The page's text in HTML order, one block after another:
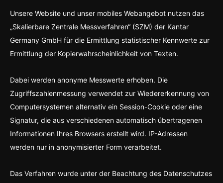
Unsere Website und unser mobiles Webangebot nutzen das
„Skalierbare Zentrale Messverfahren“ (SZM) der Kantar
Germany GmbH für die Ermittlung statistischer Kennwerte zur
Ermittlung der Kopierwahrscheinlichkeit von Texten.
Dabei werden anonyme Messwerte erhoben. Die
Zugriffszahlenmessung verwendet zur Wiedererkennung von
Computersystemen alternativ ein Session-Cookie oder eine
Signatur, die aus verschiedenen automatisch übertragenen
Informationen Ihres Browsers erstellt wird. IP-Adressen
werden nur in anonymisierter Form verarbeitet.
Das Verfahren wurde unter der Beachtung des Datenschutzes